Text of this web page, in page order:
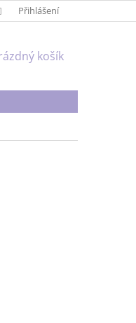
PODMÍNKY OCHRANY
Přihlášení
košík